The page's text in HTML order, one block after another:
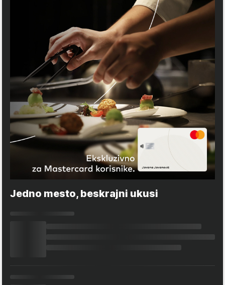
Jedno mesto, beskrajni ukusi